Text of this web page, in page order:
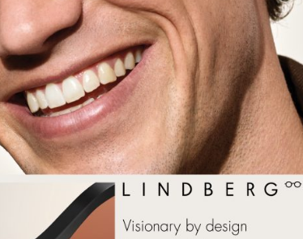
güneş gözlüğü versiyonlarıyla sunuluyor. Atlantic
sistemi, kolay pantoskopik ayarlamaya olanak
kişiselleştirilmiş ve son derece konforlu bir
Haziran 2025